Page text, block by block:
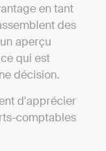
en tant
des
aperçu
qui est
décision.
d'apprécier
comptables